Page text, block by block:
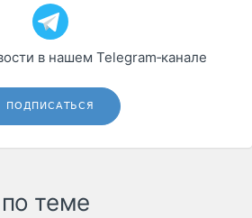
в нашем Telegram‑канале
ПОДПИСАТЬСЯ
теме